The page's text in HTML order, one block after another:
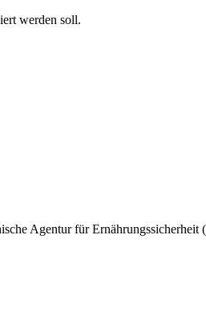
werden soll.
Agentur für Ernährungssicherheit